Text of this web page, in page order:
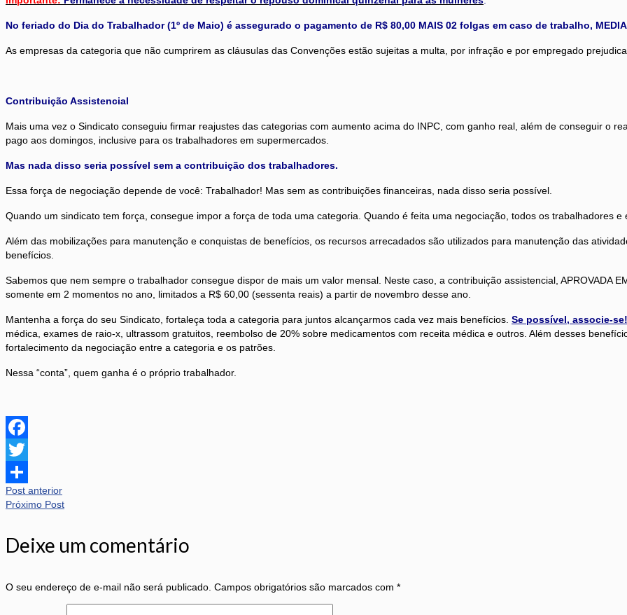
No feriado do Dia do Trabalhador (1º de Maio) é assegurado o pagamento de R$ 80,00 MAIS 02 folgas em caso de trabalho,
As empresas da categoria que não cumprirem as cláusulas das Convenções estão sujeitas a multa, por infração e por empregado
Contribuição Assistencial
Mais uma vez o Sindicato conseguiu firmar reajustes das categorias com aumento acima do INPC, com ganho real, além de conseguir o
pago aos domingos, inclusive para os trabalhadores em supermercados.
Mas nada disso seria possível sem a contribuição dos trabalhadores.
Essa força de negociação depende de você: Trabalhador! Mas sem as contribuições financeiras, nada disso seria possível.
Quando um sindicato tem força, consegue impor a força de toda uma categoria. Quando é feita uma negociação, todos os trabalhadores
Além das mobilizações para manutenção e conquistas de benefícios, os recursos arrecadados são utilizados para manutenção das
benefícios.
Sabemos que nem sempre o trabalhador consegue dispor de mais um valor mensal. Neste caso, a contribuição assistencial, APROVADA
somente em 2 momentos no ano, limitados a R$ 60,00 (sessenta reais) a partir de novembro desse ano.
Mantenha a força do seu Sindicato, fortaleça toda a categoria para juntos alcançarmos cada vez mais benefícios. Se possível, associe-se!
médica, exames de raio-x, ultrassom gratuitos, reembolso de 20% sobre medicamentos com receita médica e outros. Além desses
fortalecimento da negociação entre a categoria e os patrões.
Nessa “conta”, quem ganha é o próprio trabalhador.
Facebook
Twitter
Share
Post anterior
Próximo Post
Deixe um comentário
O seu endereço de e-mail não será publicado. Campos obrigatórios são marcados com *